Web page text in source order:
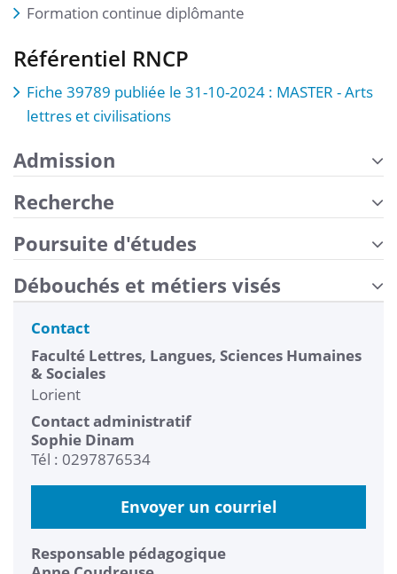
Formation continue diplômante
Référentiel RNCP
Fiche 39789 publiée le 31-10-2024 : MASTER - Arts
lettres et civilisations
Admission
Recherche
Poursuite d'études
Débouchés et métiers visés
Contact
Faculté Lettres, Langues, Sciences Humaines
& Sociales
Lorient
Contact administratif
Sophie Dinam
Tél : 0297876534
Envoyer un courriel
Responsable pédagogique